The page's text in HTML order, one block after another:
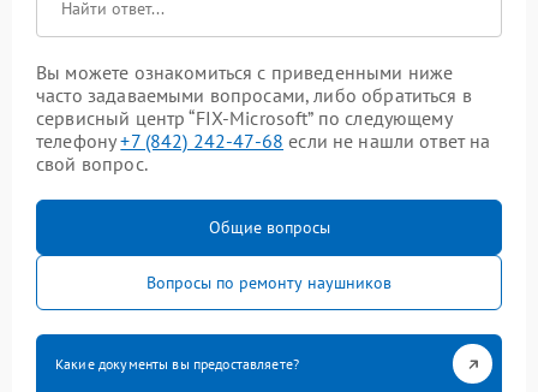
Вы можете ознакомиться с приведенными ниже
часто задаваемыми вопросами, либо обратиться в
сервисный центр “FIX-Microsoft” по следующему
телефону+7 (842) 242-47-68 если не нашли ответ на
свой вопрос.
Общие вопросы
Вопросы по ремонту наушников
Какие документы вы предоставляете?